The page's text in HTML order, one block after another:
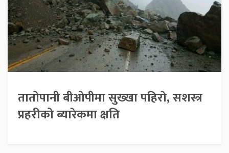
तातोपानी बीओपीमा सुख्खा पहिरो, सशस्त्र
प्रहरीको ब्यारेकमा क्षति